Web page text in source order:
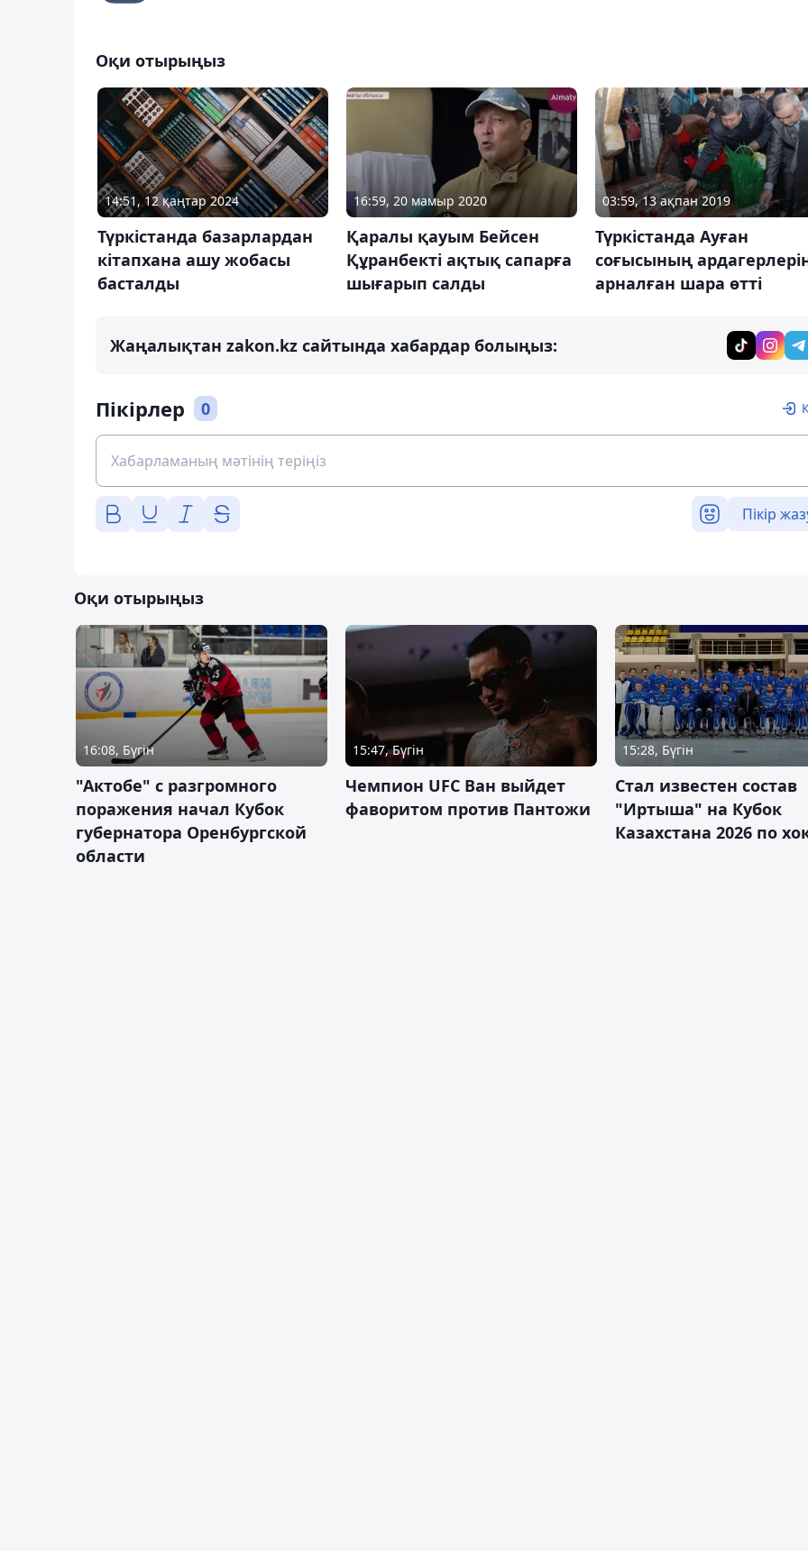
Оқи отырыңыз
14:51, 12 қаңтар 2024
Түркістанда базарлардан
кітапхана ашу жобасы
басталды
16:59, 20 мамыр 2020
Қаралы қауым Бейсен
Құранбекті ақтық сапарға
шығарып салды
03:59, 13 ақпан 2019
Түркістанда Ауған
соғысының
арналған шара өтті
Жаңалықтан zakon.kz сайтында хабардар болыңыз:
Пікірлер 0
Пікір
Оқи отырыңыз
16:08, Бүгін
"Актобе" с разгромного
поражения начал Кубок
губернатора Оренбургской
области
15:47, Бүгін
Чемпион UFC Ван выйдет
фаворитом против Пантожи
15:28, Бүгін
Стал известен состав
"Иртыша" на Кубок
Казахстана 2026 по